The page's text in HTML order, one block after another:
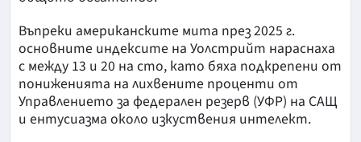
Въпреки американските мита през 2025 г.
основните индексите на Уолстрийт нараснаха
с между 13 и 20 на сто, като бяха подкрепени от
пониженията на лихвените проценти от
Управлението за федерален резерв (УФР) на САЩ
и ентусиазма около изкуствения интелект.